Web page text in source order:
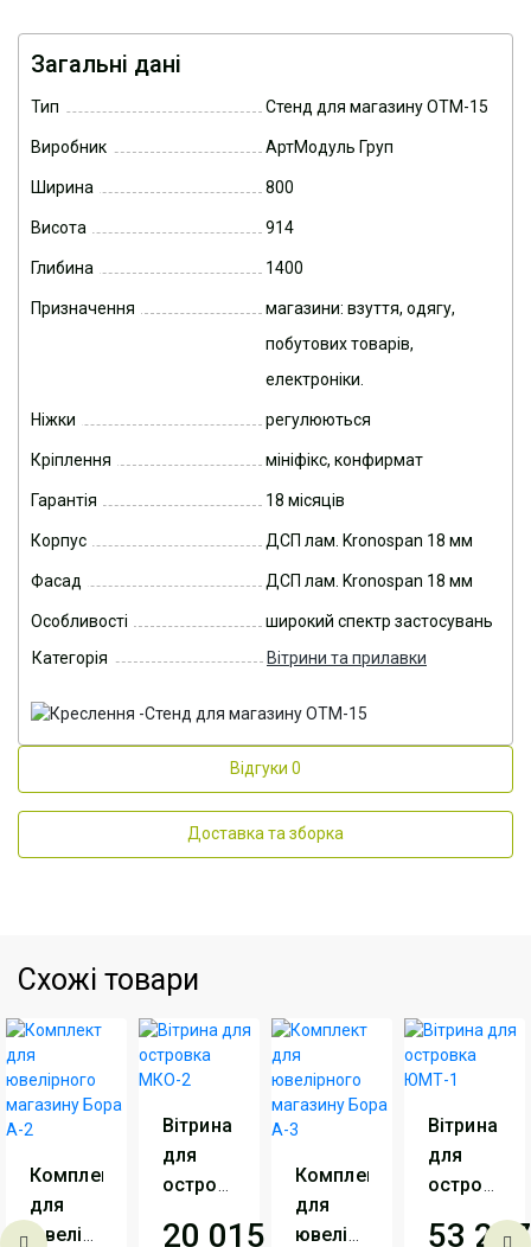
Загальні дані
Тип Стенд для магазину ОТМ-15
Виробник АртМодуль Груп
Ширина 800
Висота 914
Глибина 1400
Призначення
магазини: взуття, одягу,
побутових товарів,
електроніки.
Ніжки регулюються
Кріплення мініфікс, конфирмат
Гарантія 18 місяців
Корпус ДСП лам. Kronospan 18 мм
Фасад ДСП лам. Kronospan 18 мм
Особливості
широкий спектр застосувань
Категорія
Вітрини та прилавки
Відгуки 0
Доставка та зборка
Схожі товари
Комплект
для
ювелірного
Вітрина
для
островка
20 015 грн
Комплект
для
ювелірного
Вітрина
для
островка
53 207